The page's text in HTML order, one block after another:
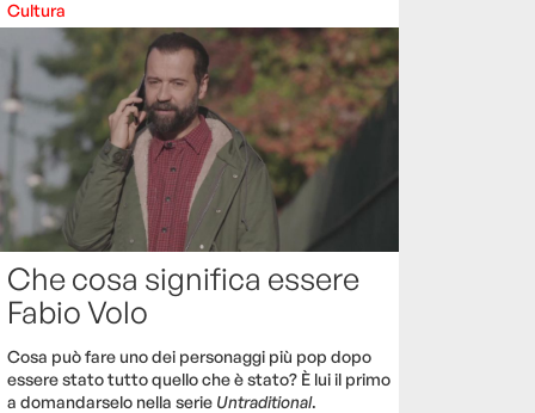
Cultura
Che cosa significa essere
Fabio Volo
Cosa può fare uno dei personaggi più pop dopo
essere stato tutto quello che è stato? È lui il primo
a domandarselo nella serie Untraditional.